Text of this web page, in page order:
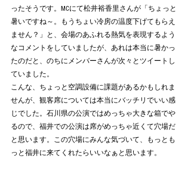
ったそうです。MCにて松井裕香里さんが「ちょっと
暑いですね～。もうちょい冷房の温度下げてもらえ
ません？」と、会場のあふれる熱気を表現するよう
なコメントをしていましたが、あれは本当に暑かっ
たのだと、のちにメンバーさんが次々とツイートし
ていました。
こんな、ちょっと空調設備に課題があるかもしれま
せんが、観客席については本当にバッチリでいい感
じでした。石川県の公演ではめっちゃ大きな箱でや
るので、福井での公演は席がめっちゃ近くて穴場だ
と思います。この穴場にみんな気づいて、もっとも
っと福井に来てくれたらいいなぁと思います。